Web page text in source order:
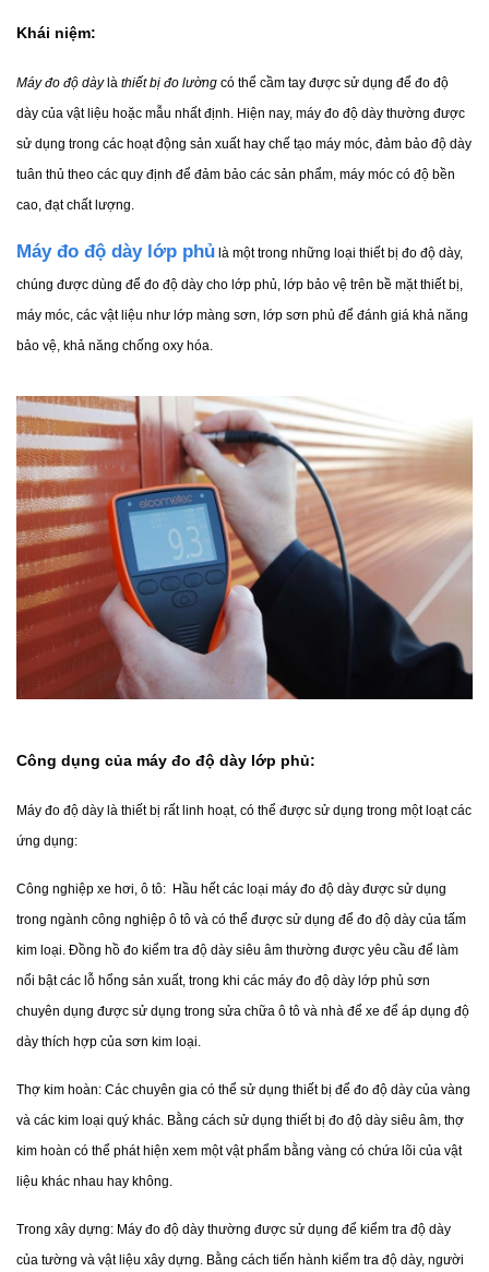
Khái niệm:
Máy đo độ dày là thiết bị đo lường có thể cầm tay được sử dụng để đo độ
dày của vật liệu hoặc mẫu nhất định. Hiện nay, máy đo độ dày thường được
sử dụng trong các hoạt động sản xuất hay chế tạo máy móc, đảm bảo độ dày
tuân thủ theo các quy định để đảm bảo các sản phẩm, máy móc có độ bền
cao, đạt chất lượng.
Máy đo độ dày lớp phủ là một trong những loại thiết bị đo độ dày,
chúng được dùng để đo độ dày cho lớp phủ, lớp bảo vệ trên bề mặt thiết bị,
máy móc, các vật liệu như lớp màng sơn, lớp sơn phủ để đánh giá khả năng
bảo vệ, khả năng chống oxy hóa.
Công dụng của máy đo độ dày lớp phủ:
Máy đo độ dày là thiết bị rất linh hoạt, có thể được sử dụng trong một loạt các
ứng dụng:
Công nghiệp xe hơi, ô tô:  Hầu hết các loại máy đo độ dày được sử dụng
trong ngành công nghiệp ô tô và có thể được sử dụng để đo độ dày của tấm
kim loại. Đồng hồ đo kiểm tra độ dày siêu âm thường được yêu cầu để làm
nổi bật các lỗ hổng sản xuất, trong khi các máy đo độ dày lớp phủ sơn
chuyên dụng được sử dụng trong sửa chữa ô tô và nhà để xe để áp dụng độ
dày thích hợp của sơn kim loại.
Thợ kim hoàn: Các chuyên gia có thể sử dụng thiết bị để đo độ dày của vàng
và các kim loại quý khác. Bằng cách sử dụng thiết bị đo độ dày siêu âm, thợ
kim hoàn có thể phát hiện xem một vật phẩm bằng vàng có chứa lõi của vật
liệu khác nhau hay không.
Trong xây dựng: Máy đo độ dày thường được sử dụng để kiểm tra độ dày
của tường và vật liệu xây dựng. Bằng cách tiến hành kiểm tra độ dày, người